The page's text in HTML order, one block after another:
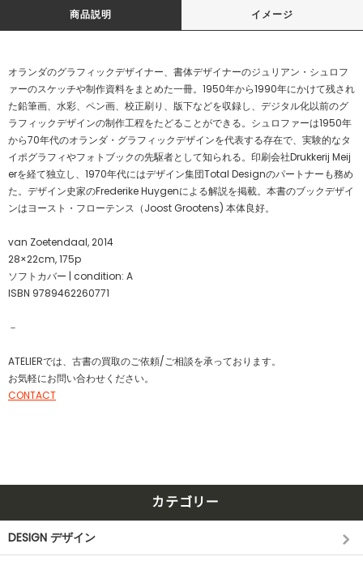
商品説明 イメージ
オランダのグラフィックデザイナー、書体デザイナーのジュリアン・シュロフ
ァーのスケッチや制作資料をまとめた一冊。1950年から1990年にかけて残され
た鉛筆画、水彩、ペン画、校正刷り、版下などを収録し、デジタル化以前のグ
ラフィックデザインの制作工程をたどることができる。シュロファーは1950年
から70年代のオランダ・グラフィックデザインを代表する存在で、実験的なタ
イポグラフィやフォトブックの先駆者として知られる。印刷会社Drukkerij Meij
erを経て独立し、1970年代にはデザイン集団Total Designのパートナーも務め
た。デザイン史家のFrederike Huygenによる解説を掲載。本書のブックデザイ
ンはヨースト・フローテンス（Joost Grootens) 本体良好。
van Zoetendaal, 2014
28×22cm, 175p
ソフトカバー | condition: A
ISBN 9789462260771
－
ATELIERでは、古書の買取のご依頼/ご相談を承っております。
お気軽にお問い合わせください。
CONTACT
カテゴリー
DESIGN デザイン